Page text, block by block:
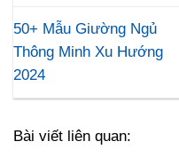
50+ Mẫu Giường Ngủ
Thông Minh Xu Hướng
2024
Bài viết liên quan: